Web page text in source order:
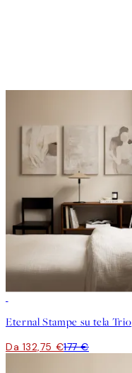
Eternal Stampe su tela Trio
Da 132,75 €177 €